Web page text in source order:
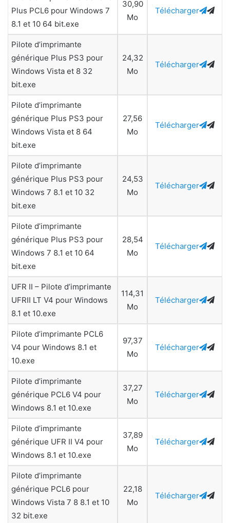
Plus PCL6 pour Windows 7
8.1 et 10 64 bit.exe
30,90
Mo
Télécharger
Pilote d’imprimante
générique Plus PS3 pour
Windows Vista et 8 32
bit.exe
24,32
Mo
Télécharger
Pilote d’imprimante
générique Plus PS3 pour
Windows Vista et 8 64
bit.exe
27,56
Mo
Télécharger
Pilote d’imprimante
générique Plus PS3 pour
Windows 7 8.1 et 10 32
bit.exe
24,53
Mo
Télécharger
Pilote d’imprimante
générique Plus PS3 pour
Windows 7 8.1 et 10 64
bit.exe
28,54
Mo
Télécharger
UFR II – Pilote d’imprimante
UFRII LT V4 pour Windows
8.1 et 10.exe
114,31
Mo
Télécharger
Pilote d’imprimante PCL6
V4 pour Windows 8.1 et
10.exe
97,37
Mo
Télécharger
Pilote d’imprimante
générique PCL6 V4 pour
Windows 8.1 et 10.exe
37,27
Mo
Télécharger
Pilote d’imprimante
générique UFR II V4 pour
Windows 8.1 et 10.exe
37,89
Mo
Télécharger
Pilote d’imprimante
générique PCL6 pour
Windows Vista 7 8 8.1 et 10
32 bit.exe
22,18
Mo
Télécharger